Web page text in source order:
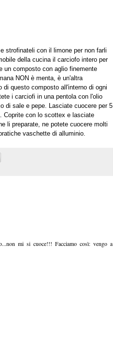
strofinateli con il limone per non farli
della cucina il carciofo intero per
un composto con aglio finemente
NON è menta, è un'altra
questo composto all'interno di ogni
i carciofi in una pentola con l'olio
di sale e pepe. Lasciate cuocere per 5
Coprite con lo scottex e lasciate
li preparate, ne potete cuocere molti
vaschette di alluminio.
mi si cuoce!!! Facciamo così: vengo a